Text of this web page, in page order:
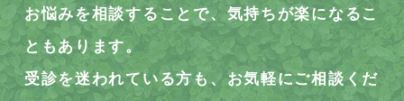
お悩みを相談することで、気持ちが楽になるこ
ともあります。
受診を迷われている方も、お気軽にご相談くだ